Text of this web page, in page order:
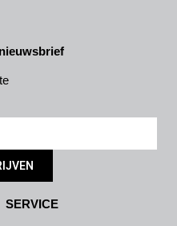
SERVICE